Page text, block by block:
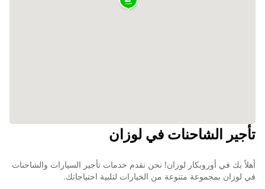
تأجير الشاحنات في لوزان
أهلاً بك في أوروبكار لوزان! نحن نقدم خدمات تأجير السيارات والشاحنات
في لوزان بمجموعة متنوعة من الخيارات لتلبية احتياجاتك.